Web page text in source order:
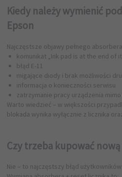
Kiedy należy wymienić
Epson
Najczęstsze objawy pełnego
komunikat „Ink pad is at the end of
błąd E-11
migające diody i brak możliwości
informacja o konieczności serwisu
zatrzymanie pracy urządzenia
Warto wiedzieć – w większości
blokada wynika wyłącznie z licznika
Czy trzeba kupować
Nie – to najczęstszy błąd użytkowników